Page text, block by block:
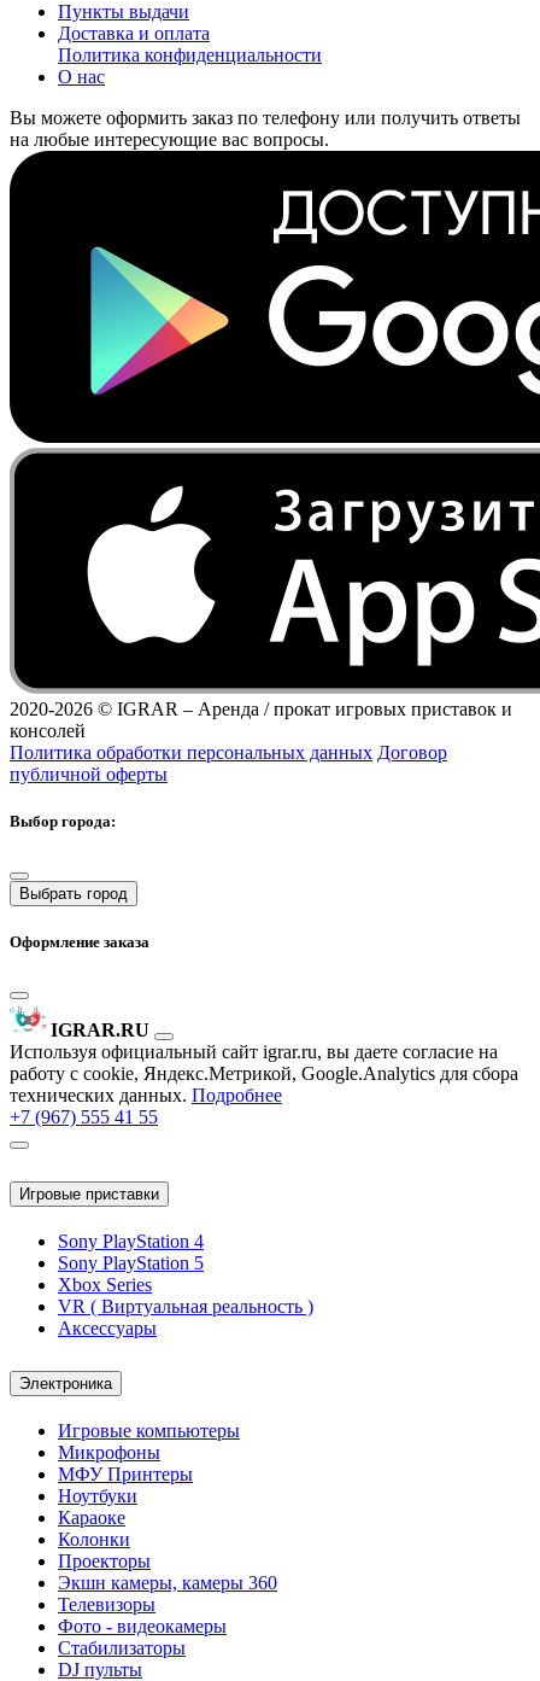
Пункты выдачи
Доставка и оплата
Политика конфиденциальности
О нас
Вы можете оформить заказ по телефону или получить ответы
на любые интересующие вас вопросы.
2020-2026 © IGRAR – Аренда / прокат игровых приставок и
консолей
Политика обработки персональных данных Договор
публичной оферты
Выбор города:
Выбрать город
Оформление заказа
IGRAR.RU
Используя официальный сайт igrar.ru, вы даете согласие на
работу с cookie, Яндекс.Метрикой, Google.Analytics для сбора
технических данных. Подробнее
+7 (967) 555 41 55
Игровые приставки
Sony PlayStation 4
Sony PlayStation 5
Xbox Series
VR ( Виртуальная реальность )
Аксессуары
Электроника
Игровые компьютеры
Микрофоны
МФУ Принтеры
Ноутбуки
Караоке
Колонки
Проекторы
Экшн камеры, камеры 360
Телевизоры
Фото - видеокамеры
Стабилизаторы
DJ пульты